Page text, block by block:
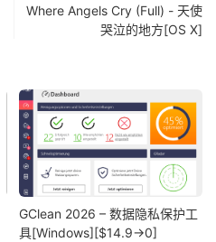
Where Angels Cry (Full) - 天使
哭泣的地方[OS X]
GClean 2026 – 数据隐私保护工
具[Windows][$14.9→0]